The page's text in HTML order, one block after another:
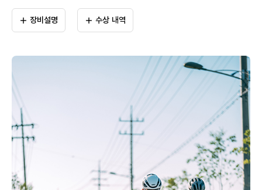
장비설명 수상 내역